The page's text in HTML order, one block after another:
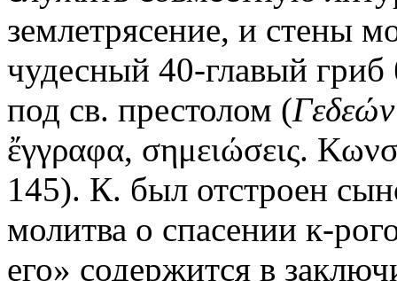
землетрясение, и стены
чудесный 40-главый гриб
под св. престолом (
ἔγγραφα, σημειώσεις.
145). К. был отстроен
молитва о спасении к-
его» содержится в